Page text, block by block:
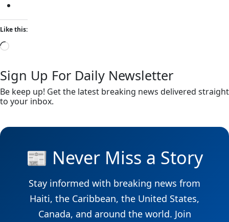
Like this:
Sign Up For Daily Newsletter
Be keep up! Get the latest breaking news delivered straight
to your inbox.
📰 Never Miss a Story
Stay informed with breaking news from
Haiti, the Caribbean, the United States,
Canada, and around the world. Join